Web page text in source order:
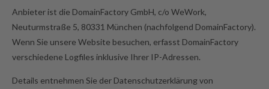
Anbieter ist die DomainFactory GmbH, c/o WeWork,
Neuturmstraße 5, 80331 München (nachfolgend DomainFactory).
Wenn Sie unsere Website besuchen, erfasst DomainFactory
verschiedene Logfiles inklusive Ihrer IP-Adressen.
Details entnehmen Sie der Datenschutzerklärung von